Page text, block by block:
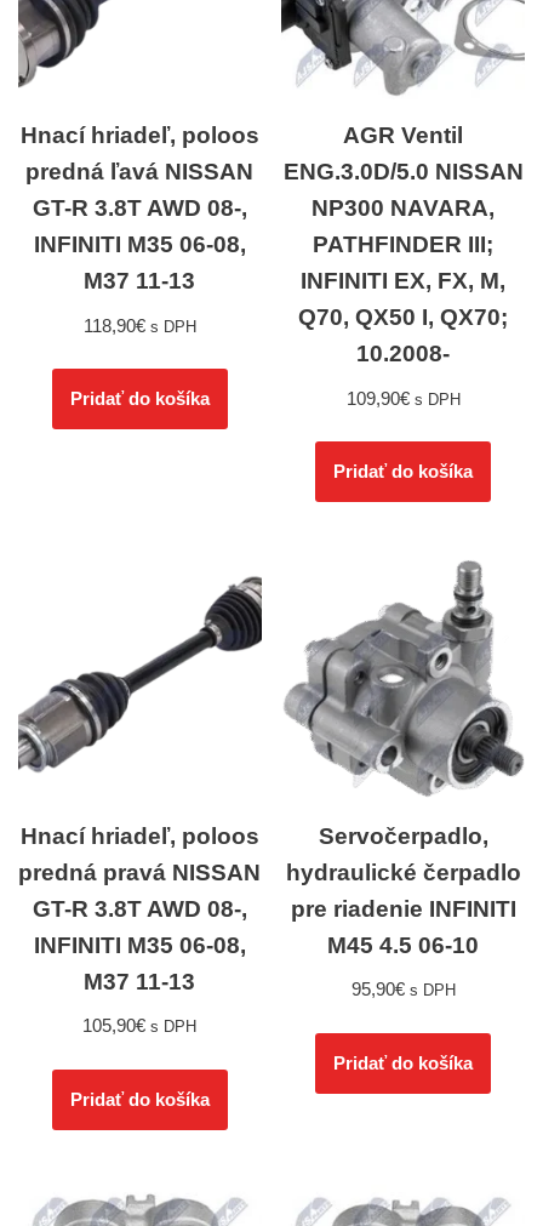
Hnací hriadeľ, poloos
predná ľavá NISSAN
GT-R 3.8T AWD 08-,
INFINITI M35 06-08,
M37 11-13
118,90€ s DPH
Pridať do košíka
AGR Ventil
ENG.3.0D/5.0 NISSAN
NP300 NAVARA,
PATHFINDER III;
INFINITI EX, FX, M,
Q70, QX50 I, QX70;
10.2008-
109,90€ s DPH
Pridať do košíka
Hnací hriadeľ, poloos
predná pravá NISSAN
GT-R 3.8T AWD 08-,
INFINITI M35 06-08,
M37 11-13
105,90€ s DPH
Pridať do košíka
Servočerpadlo,
hydraulické čerpadlo
pre riadenie INFINITI
M45 4.5 06-10
95,90€ s DPH
Pridať do košíka